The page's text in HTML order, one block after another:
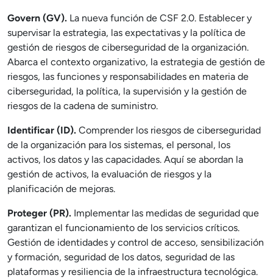
Govern (GV). La nueva función de CSF 2.0. Establecer y
supervisar la estrategia, las expectativas y la política de
gestión de riesgos de ciberseguridad de la organización.
Abarca el contexto organizativo, la estrategia de gestión de
riesgos, las funciones y responsabilidades en materia de
ciberseguridad, la política, la supervisión y la gestión de
riesgos de la cadena de suministro.
Identificar (ID). Comprender los riesgos de ciberseguridad
de la organización para los sistemas, el personal, los
activos, los datos y las capacidades. Aquí se abordan la
gestión de activos, la evaluación de riesgos y la
planificación de mejoras.
Proteger (PR). Implementar las medidas de seguridad que
garantizan el funcionamiento de los servicios críticos.
Gestión de identidades y control de acceso, sensibilización
y formación, seguridad de los datos, seguridad de las
plataformas y resiliencia de la infraestructura tecnológica.